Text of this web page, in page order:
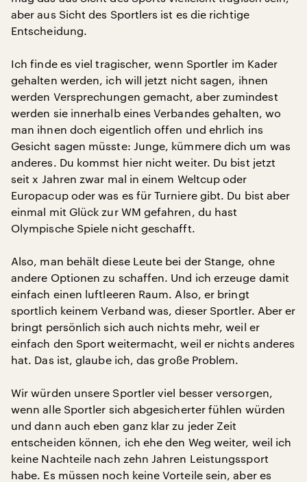
aber aus Sicht des Sportlers ist es die richtige
Entscheidung.
Ich finde es viel tragischer, wenn Sportler im Kader
gehalten werden, ich will jetzt nicht sagen, ihnen
werden Versprechungen gemacht, aber zumindest
werden sie innerhalb eines Verbandes gehalten, wo
man ihnen doch eigentlich offen und ehrlich ins
Gesicht sagen müsste: Junge, kümmere dich um was
anderes. Du kommst hier nicht weiter. Du bist jetzt
seit x Jahren zwar mal in einem Weltcup oder
Europacup oder was es für Turniere gibt. Du bist aber
einmal mit Glück zur WM gefahren, du hast
Olympische Spiele nicht geschafft.
Also, man behält diese Leute bei der Stange, ohne
andere Optionen zu schaffen. Und ich erzeuge damit
einfach einen luftleeren Raum. Also, er bringt
sportlich keinem Verband was, dieser Sportler. Aber er
bringt persönlich sich auch nichts mehr, weil er
einfach den Sport weitermacht, weil er nichts anderes
hat. Das ist, glaube ich, das große Problem.
Wir würden unsere Sportler viel besser versorgen,
wenn alle Sportler sich abgesicherter fühlen würden
und dann auch eben ganz klar zu jeder Zeit
entscheiden können, ich ehe den Weg weiter, weil ich
keine Nachteile nach zehn Jahren Leistungssport
habe. Es müssen noch keine Vorteile sein, aber es